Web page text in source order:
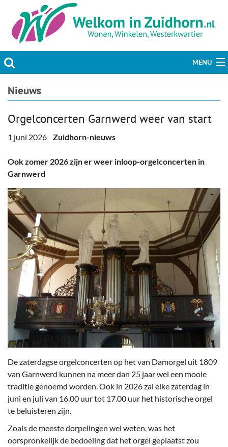
MENU
Actueel
Welzijn & Maatschappij
Bedrijven
Plaats bericht
Nieuws
Orgelconcerten Garnwerd weer van start
1 juni 2026 Zuidhorn-nieuws
Ook zomer 2026 zijn er weer inloop-orgelconcerten in
Garnwerd
De zaterdagse orgelconcerten op het van Damorgel uit 1809
van Garnwerd kunnen na meer dan 25 jaar wel een mooie
traditie genoemd worden. Ook in 2026 zal elke zaterdag in
juni en juli van 16.00 uur tot 17.00 uur het historische orgel
te beluisteren zijn.
Zoals de meeste dorpelingen wel weten, was het
oorspronkelijk de bedoeling dat het orgel geplaatst zou